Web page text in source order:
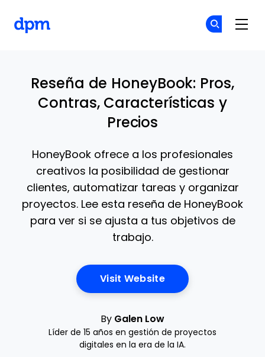
Reseña de HoneyBook: Pros,
Contras, Características y
Precios
HoneyBook ofrece a los profesionales
creativos la posibilidad de gestionar
clientes, automatizar tareas y organizar
proyectos. Lee esta reseña de HoneyBook
para ver si se ajusta a tus objetivos de
trabajo.
Visit WebsiteOpens New Window
By Galen Low
Líder de 15 años en gestión de proyectos
digitales en la era de la IA.